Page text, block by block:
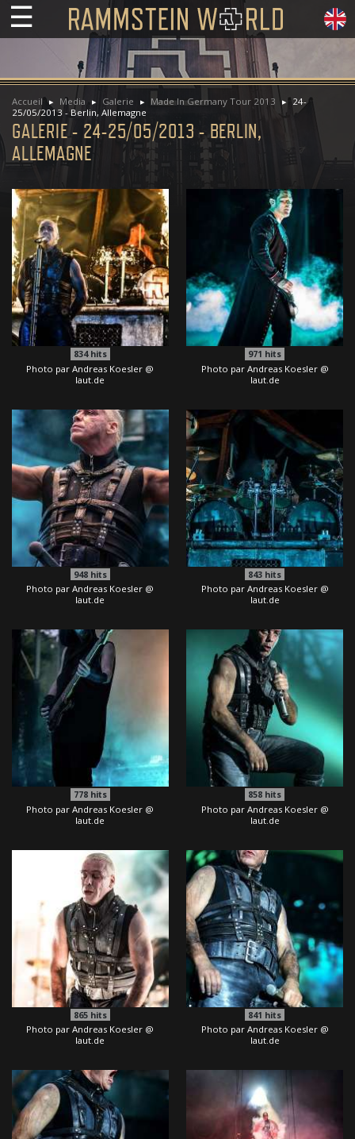
☰
Accueil Media Galerie Made In Germany Tour 2013
24-
25/05/2013 - Berlin, Allemagne
GALERIE - 24-25/05/2013 - BERLIN,
ALLEMAGNE
834hits
Photo par Andreas Koesler @
laut.de
971 hits
Photo par Andreas Koesler @
laut.de
948hits
Photo par Andreas Koesler @
laut.de
843 hits
Photo par Andreas Koesler @
laut.de
778hits
Photo par Andreas Koesler @
laut.de
858 hits
Photo par Andreas Koesler @
laut.de
865hits
Photo par Andreas Koesler @
laut.de
841 hits
Photo par Andreas Koesler @
laut.de